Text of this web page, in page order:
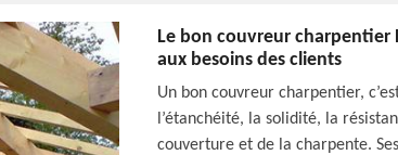
Le bon couvreur charpentier
aux besoins des clients
Un bon couvreur charpentier,
l’étanchéité, la solidité, la
couverture et de la charpente.